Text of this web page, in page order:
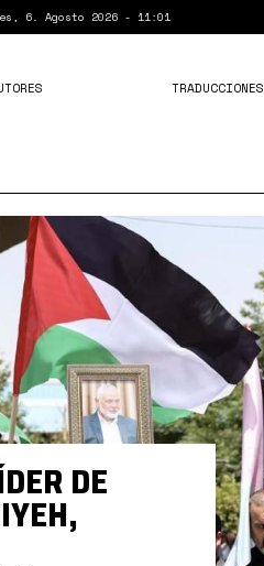
6. Agosto 2026 - 11:01
TRADUCCIONES
DE